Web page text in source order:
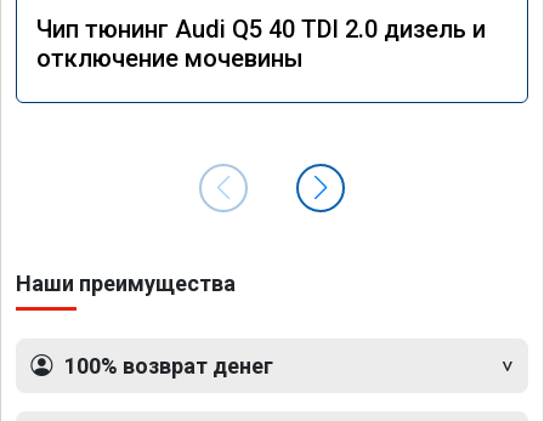
Чип тюнинг Audi Q5 40 TDI 2.0 дизель и
отключение мочевины
Наши преимущества
100% возврат денег